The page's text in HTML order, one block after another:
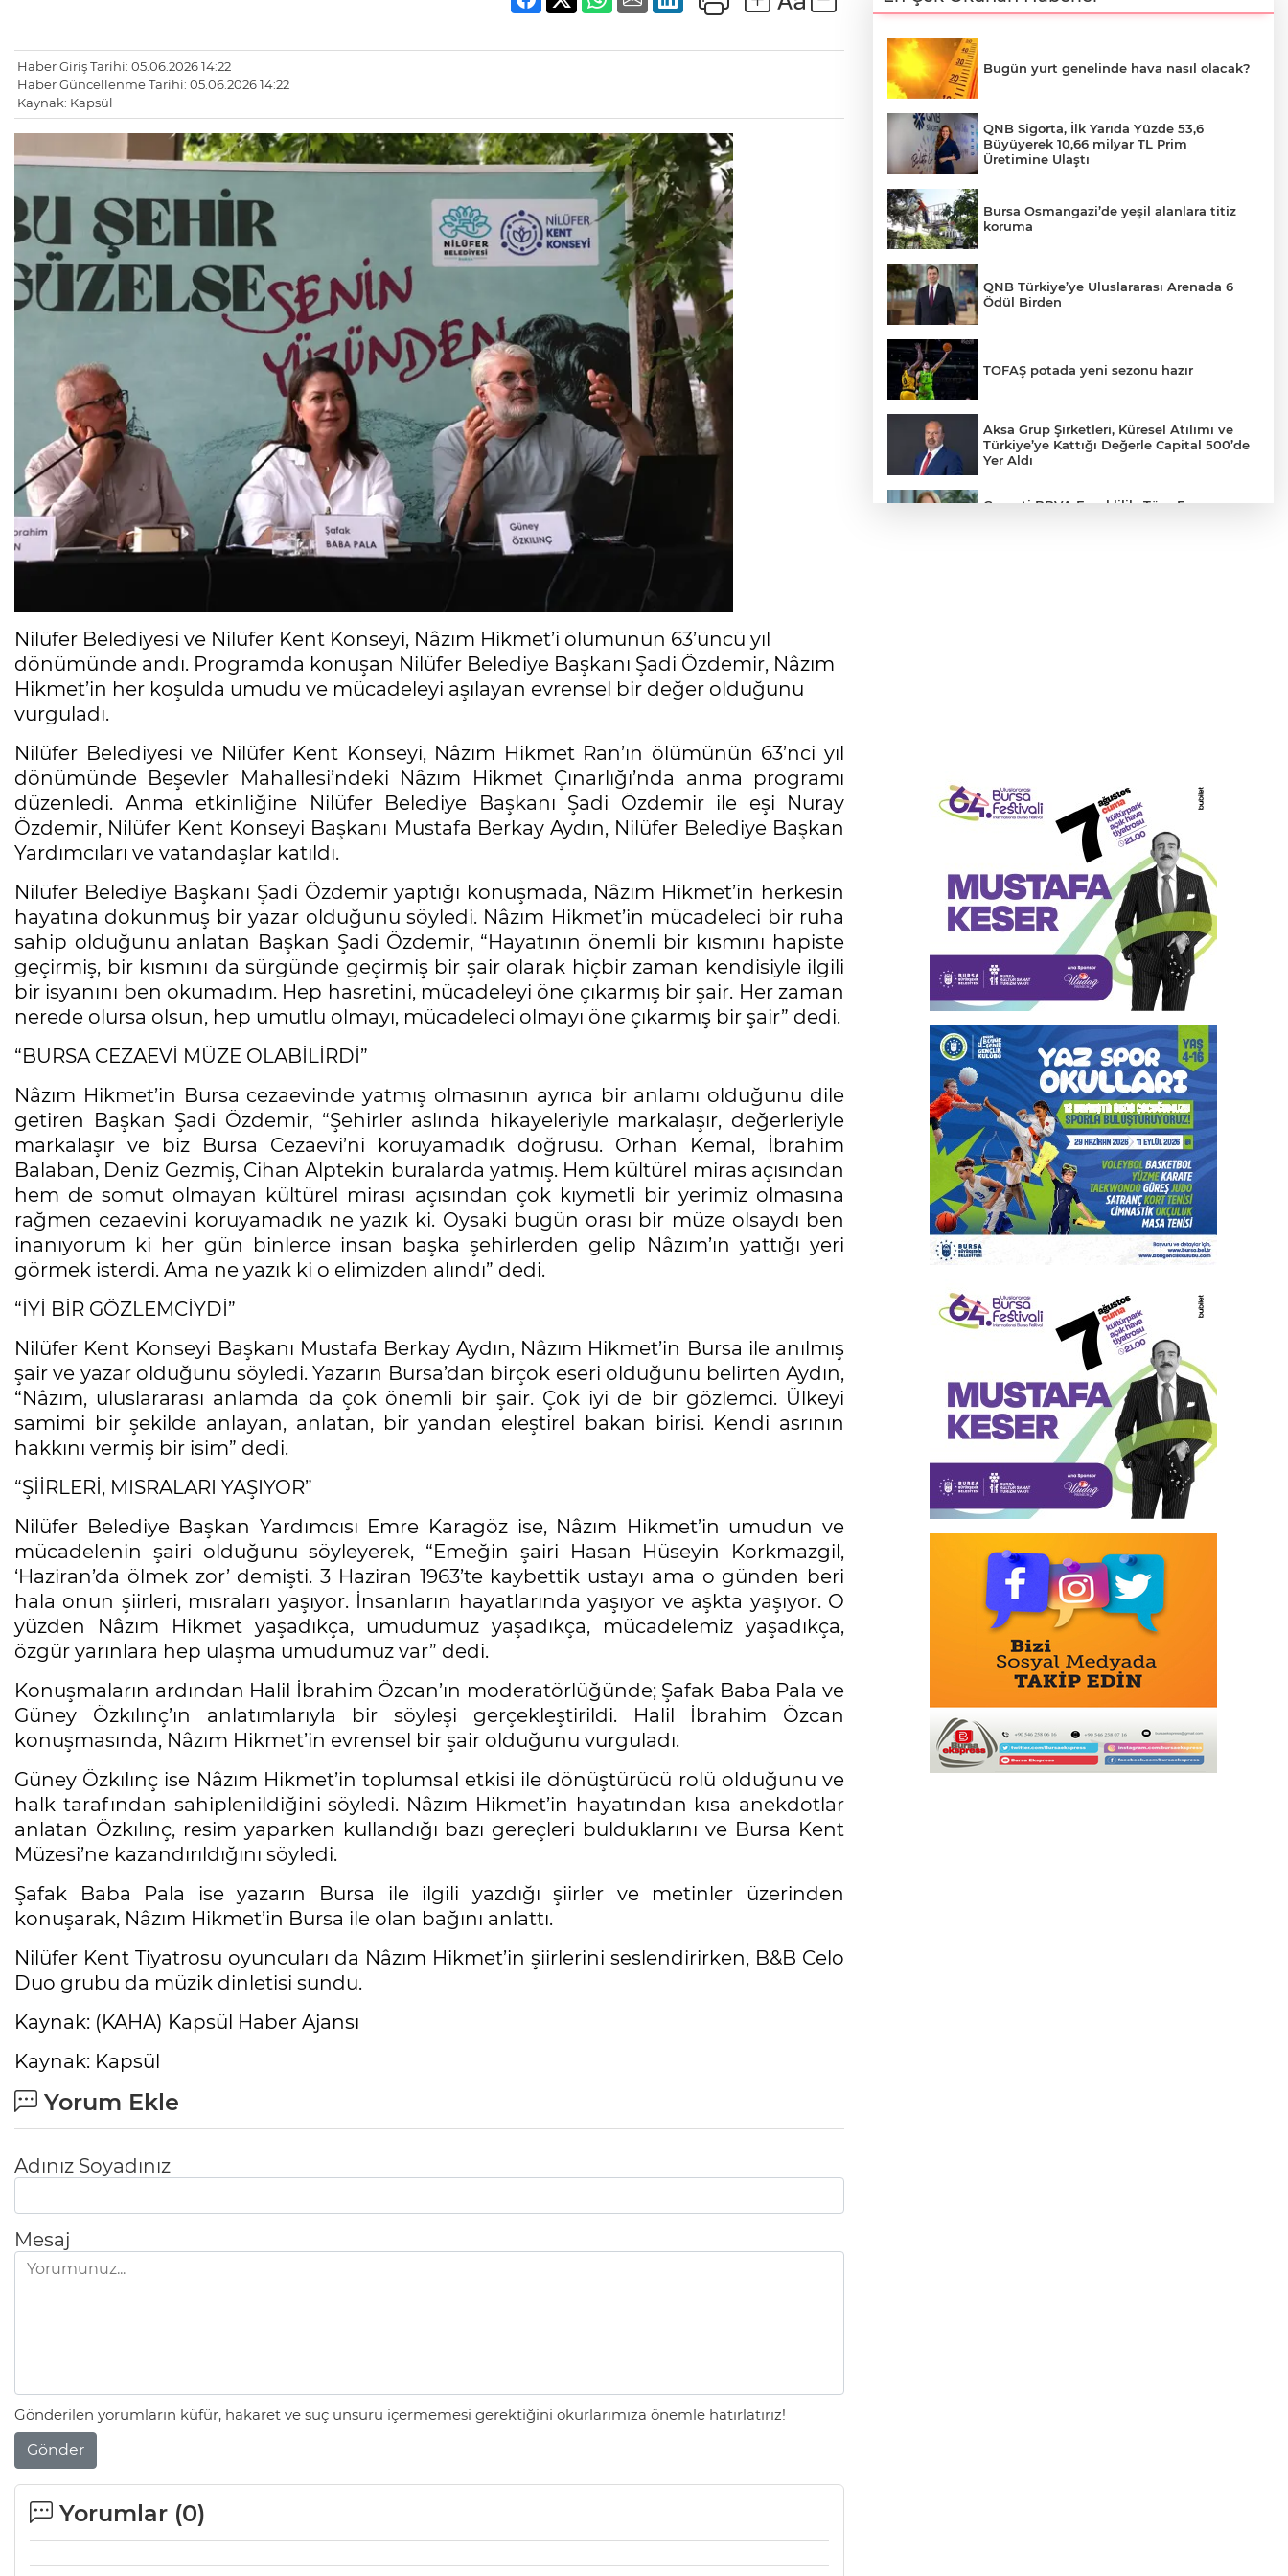
Haber Giriş Tarihi: 05.06.2026 14:22
Haber Güncellenme Tarihi: 05.06.2026 14:22
Kaynak: Kapsül
Nilüfer Belediyesi ve Nilüfer Kent Konseyi, Nâzım Hikmet’i ölümünün 63’üncü yıl
dönümünde andı. Programda konuşan Nilüfer Belediye Başkanı Şadi Özdemir, Nâzım
Hikmet’in her koşulda umudu ve mücadeleyi aşılayan evrensel bir değer olduğunu
vurguladı.
Nilüfer Belediyesi ve Nilüfer Kent Konseyi, Nâzım Hikmet Ran’ın ölümünün 63’nci yıl
dönümünde Beşevler Mahallesi’ndeki Nâzım Hikmet Çınarlığı’nda anma programı
düzenledi. Anma etkinliğine Nilüfer Belediye Başkanı Şadi Özdemir ile eşi Nuray
Özdemir, Nilüfer Kent Konseyi Başkanı Mustafa Berkay Aydın, Nilüfer Belediye Başkan
Yardımcıları ve vatandaşlar katıldı.
Nilüfer Belediye Başkanı Şadi Özdemir yaptığı konuşmada, Nâzım Hikmet’in herkesin
hayatına dokunmuş bir yazar olduğunu söyledi. Nâzım Hikmet’in mücadeleci bir ruha
sahip olduğunu anlatan Başkan Şadi Özdemir, “Hayatının önemli bir kısmını hapiste
geçirmiş, bir kısmını da sürgünde geçirmiş bir şair olarak hiçbir zaman kendisiyle ilgili
bir isyanını ben okumadım. Hep hasretini, mücadeleyi öne çıkarmış bir şair. Her zaman
nerede olursa olsun, hep umutlu olmayı, mücadeleci olmayı öne çıkarmış bir şair” dedi.
“BURSA CEZAEVİ MÜZE OLABİLİRDİ”
Nâzım Hikmet’in Bursa cezaevinde yatmış olmasının ayrıca bir anlamı olduğunu dile
getiren Başkan Şadi Özdemir, “Şehirler aslında hikayeleriyle markalaşır, değerleriyle
markalaşır ve biz Bursa Cezaevi’ni koruyamadık doğrusu. Orhan Kemal, İbrahim
Balaban, Deniz Gezmiş, Cihan Alptekin buralarda yatmış. Hem kültürel miras açısından
hem de somut olmayan kültürel mirası açısından çok kıymetli bir yerimiz olmasına
rağmen cezaevini koruyamadık ne yazık ki. Oysaki bugün orası bir müze olsaydı ben
inanıyorum ki her gün binlerce insan başka şehirlerden gelip Nâzım’ın yattığı yeri
görmek isterdi. Ama ne yazık ki o elimizden alındı” dedi.
“İYİ BİR GÖZLEMCİYDİ”
Nilüfer Kent Konseyi Başkanı Mustafa Berkay Aydın, Nâzım Hikmet’in Bursa ile anılmış
şair ve yazar olduğunu söyledi. Yazarın Bursa’dan birçok eseri olduğunu belirten Aydın,
“Nâzım, uluslararası anlamda da çok önemli bir şair. Çok iyi de bir gözlemci. Ülkeyi
samimi bir şekilde anlayan, anlatan, bir yandan eleştirel bakan birisi. Kendi asrının
hakkını vermiş bir isim” dedi.
“ŞİİRLERİ, MISRALARI YAŞIYOR”
Nilüfer Belediye Başkan Yardımcısı Emre Karagöz ise, Nâzım Hikmet’in umudun ve
mücadelenin şairi olduğunu söyleyerek, “Emeğin şairi Hasan Hüseyin Korkmazgil,
‘Haziran’da ölmek zor’ demişti. 3 Haziran 1963’te kaybettik ustayı ama o günden beri
hala onun şiirleri, mısraları yaşıyor. İnsanların hayatlarında yaşıyor ve aşkta yaşıyor. O
yüzden Nâzım Hikmet yaşadıkça, umudumuz yaşadıkça, mücadelemiz yaşadıkça,
özgür yarınlara hep ulaşma umudumuz var” dedi.
Konuşmaların ardından Halil İbrahim Özcan’ın moderatörlüğünde; Şafak Baba Pala ve
Güney Özkılınç’ın anlatımlarıyla bir söyleşi gerçekleştirildi. Halil İbrahim Özcan
konuşmasında, Nâzım Hikmet’in evrensel bir şair olduğunu vurguladı.
Güney Özkılınç ise Nâzım Hikmet’in toplumsal etkisi ile dönüştürücü rolü olduğunu ve
halk tarafından sahiplenildiğini söyledi. Nâzım Hikmet’in hayatından kısa anekdotlar
anlatan Özkılınç, resim yaparken kullandığı bazı gereçleri bulduklarını ve Bursa Kent
Müzesi’ne kazandırıldığını söyledi.
Şafak Baba Pala ise yazarın Bursa ile ilgili yazdığı şiirler ve metinler üzerinden
konuşarak, Nâzım Hikmet’in Bursa ile olan bağını anlattı.
Nilüfer Kent Tiyatrosu oyuncuları da Nâzım Hikmet’in şiirlerini seslendirirken, B&B Celo
Duo grubu da müzik dinletisi sundu.
Kaynak: (KAHA) Kapsül Haber Ajansı
Kaynak: Kapsül
Yorum Ekle
Adınız Soyadınız
Mesaj
Gönderilen yorumların küfür, hakaret ve suç unsuru içermemesi gerektiğini okurlarımıza önemle hatırlatırız!
Gönder
Yorumlar (0)
Bugün yurt genelinde hava nasıl olacak?
QNB Sigorta, İlk Yarıda Yüzde 53,6
Büyüyerek 10,66 milyar TL Prim
Üretimine Ulaştı
Bursa Osmangazi’de yeşil alanlara titiz
koruma
QNB Türkiye’ye Uluslararası Arenada 6
Ödül Birden
TOFAŞ potada yeni sezonu hazır
Aksa Grup Şirketleri, Küresel Atılımı ve
Türkiye’ye Kattığı Değerle Capital 500’de
Yer Aldı
Garanti BBVA Emeklilik, Tüm Fon